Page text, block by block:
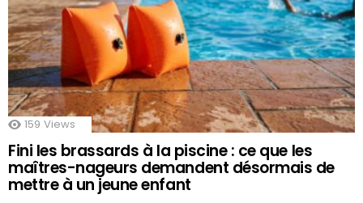
159 Views
Fini les brassards à la piscine : ce que les
maîtres-nageurs demandent désormais de
mettre à un jeune enfant